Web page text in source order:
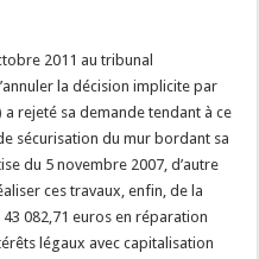
2011 au tribunal
la décision implicite par
a rejeté sa demande tendant à ce
sécurisation du mur bordant sa
du 5 novembre 2007, d’autre
ces travaux, enfin, de la
082,71 euros en réparation
légaux avec capitalisation